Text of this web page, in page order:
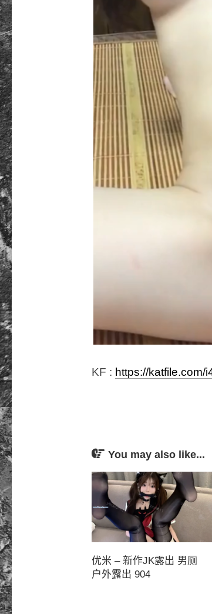
KF : https://katfile.com/
You may also like...
优米 – 新作JK露出 男厕
户外露出 904